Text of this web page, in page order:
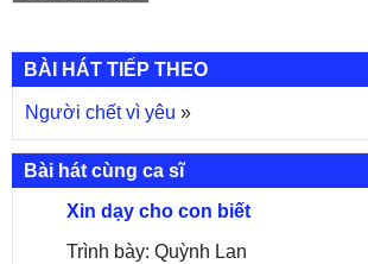
BÀI HÁT TIẾP THEO
Người chết vì yêu »
Bài hát cùng ca sĩ
Xin dạy cho con biết
Trình bày: Quỳnh Lan